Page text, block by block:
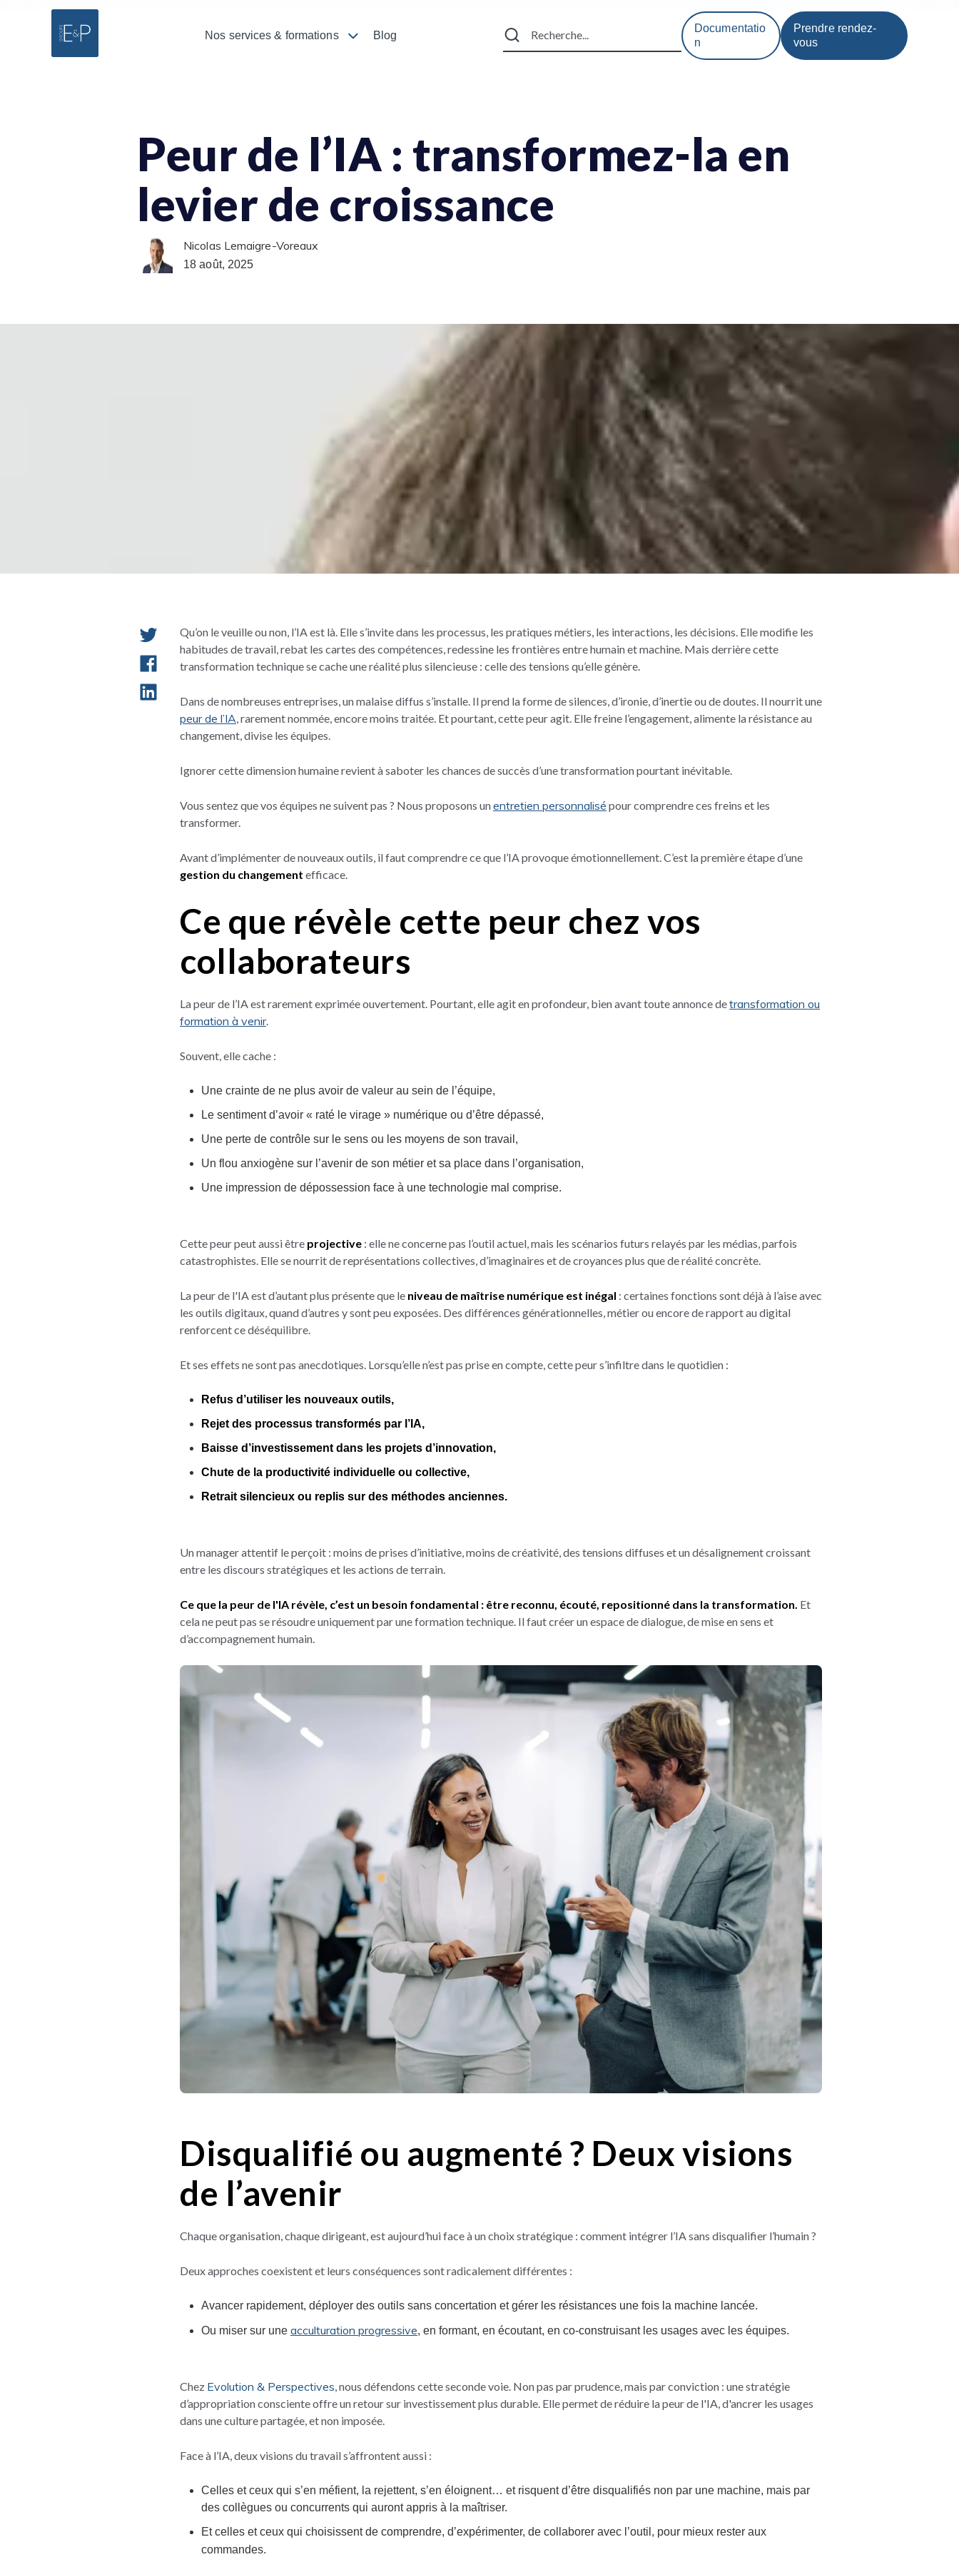
Nos services & formations Blog
Documentatio
n
Prendre rendez-
vous
Peur de l’IA : transformez-la en
levier de croissance
Nicolas Lemaigre-Voreaux
18 août, 2025
Qu’on le veuille ou non, l’IA est là. Elle s’invite dans les processus, les pratiques métiers, les interactions, les décisions. Elle modifie les
habitudes de travail, rebat les cartes des compétences, redessine les frontières entre humain et machine. Mais derrière cette
transformation technique se cache une réalité plus silencieuse : celle des tensions qu’elle génère.
Dans de nombreuses entreprises, un malaise diffus s’installe. Il prend la forme de silences, d’ironie, d’inertie ou de doutes. Il nourrit une
peur de l’IA, rarement nommée, encore moins traitée. Et pourtant, cette peur agit. Elle freine l’engagement, alimente la résistance au
changement, divise les équipes.
Ignorer cette dimension humaine revient à saboter les chances de succès d’une transformation pourtant inévitable.
Vous sentez que vos équipes ne suivent pas ? Nous proposons unentretien personnalisé pour comprendre ces freins et les
transformer.
Avant d’implémenter de nouveaux outils, il faut comprendre ce que l’IA provoque émotionnellement. C’est la première étape d’une
gestion du changement efficace.
Ce que révèle cette peur chez vos
collaborateurs
La peur de l’IA est rarement exprimée ouvertement. Pourtant, elle agit en profondeur, bien avant toute annonce detransformation ou
formation à venir.
Souvent, elle cache :
Une crainte de ne plus avoir de valeur au sein de l’équipe,
Le sentiment d’avoir « raté le virage » numérique ou d’être dépassé,
Une perte de contrôle sur le sens ou les moyens de son travail,
Un flou anxiogène sur l’avenir de son métier et sa place dans l’organisation,
Une impression de dépossession face à une technologie mal comprise.
Cette peur peut aussi être projective : elle ne concerne pas l’outil actuel, mais les scénarios futurs relayés par les médias, parfois
catastrophistes. Elle se nourrit de représentations collectives, d’imaginaires et de croyances plus que de réalité concrète.
La peur de l'IA est d’autant plus présente que le niveau de maîtrise numérique est inégal : certaines fonctions sont déjà à l’aise avec
les outils digitaux, quand d’autres y sont peu exposées. Des différences générationnelles, métier ou encore de rapport au digital
renforcent ce déséquilibre.
Et ses effets ne sont pas anecdotiques. Lorsqu’elle n’est pas prise en compte, cette peur s’infiltre dans le quotidien :
Refus d’utiliser les nouveaux outils,
Rejet des processus transformés par l’IA,
Baisse d’investissement dans les projets d’innovation,
Chute de la productivité individuelle ou collective,
Retrait silencieux ou replis sur des méthodes anciennes.
Un manager attentif le perçoit : moins de prises d’initiative, moins de créativité, des tensions diffuses et un désalignement croissant
entre les discours stratégiques et les actions de terrain.
Ce que la peur de l'IA révèle, c’est un besoin fondamental : être reconnu, écouté, repositionné dans la transformation. Et
cela ne peut pas se résoudre uniquement par une formation technique. Il faut créer un espace de dialogue, de mise en sens et
d’accompagnement humain.
Disqualifié ou augmenté ? Deux visions
de l’avenir
Chaque organisation, chaque dirigeant, est aujourd’hui face à un choix stratégique : comment intégrer l’IA sans disqualifier l’humain ?
Deux approches coexistent et leurs conséquences sont radicalement différentes :
Avancer rapidement, déployer des outils sans concertation et gérer les résistances une fois la machine lancée.
Ou miser sur une acculturation progressive, en formant, en écoutant, en co-construisant les usages avec les équipes.
Chez Evolution & Perspectives, nous défendons cette seconde voie. Non pas par prudence, mais par conviction : une stratégie
d’appropriation consciente offre un retour sur investissement plus durable. Elle permet de réduire la peur de l'IA, d'ancrer les usages
dans une culture partagée, et non imposée.
Face à l’IA, deux visions du travail s’affrontent aussi :
Celles et ceux qui s’en méfient, la rejettent, s’en éloignent… et risquent d’être disqualifiés non par une machine, mais par
des collègues ou concurrents qui auront appris à la maîtriser.
Et celles et ceux qui choisissent de comprendre, d’expérimenter, de collaborer avec l’outil, pour mieux rester aux
commandes.